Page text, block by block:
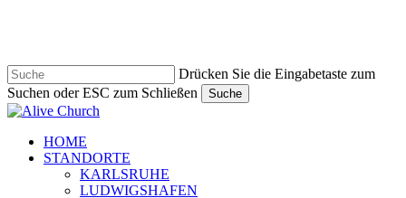
Drücken Sie die Eingabetaste zum
Suchen oder ESC zum Schließen
Suche
Suche
Navigationsmenü
HOME
STANDORTE
KARLSRUHE
LUDWIGSHAFEN